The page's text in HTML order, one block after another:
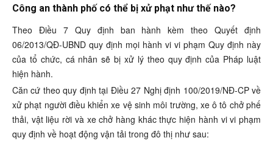
Công an thành phố có thể bị xử phạt như thế nào?
Theo Điều 7 Quy định ban hành kèm theo Quyết định
06/2013/QĐ-UBND quy định mọi hành vi vi phạm Quy định này
của tổ chức, cá nhân sẽ bị xử lý theo quy định của Pháp luật
hiện hành.
Căn cứ theo quy định tại Điều 27 Nghị định 100/2019/NĐ-CP về
xử phạt người điều khiển xe vệ sinh môi trường, xe ô tô chở phế
thải, vật liệu rời và xe chở hàng khác thực hiện hành vi vi phạm
quy định về hoạt động vận tải trong đô thị như sau: